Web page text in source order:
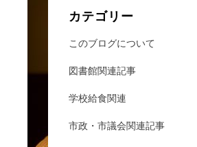
カテゴリー
このブログについて
図書館関連記事
学校給食関連
市政・市議会関連記事